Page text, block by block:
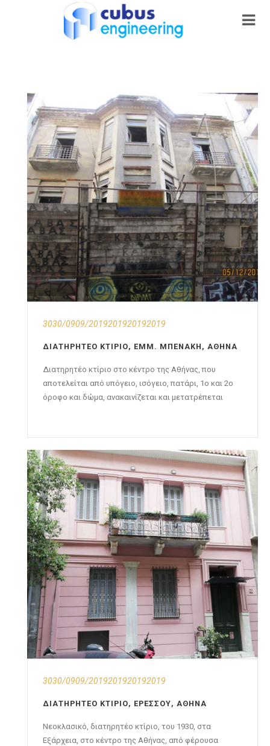
3030/0909/2019201920192019
ΔΙΑΤΗΡΗΤΈΟ ΚΤΊΡΙΟ, ΕΜΜ. ΜΠΕΝΆΚΗ, ΑΘΉΝΑ
Διατηρητέο κτίριο στο κέντρο της Αθήνας, που
αποτελείται από υπόγειο, ισόγειο, πατάρι, 1ο και 2ο
όροφο και δώμα, ανακαινίζεται και μετατρέπεται
3030/0909/2019201920192019
ΔΙΑΤΗΡΗΤΈΟ ΚΤΊΡΙΟ, ΕΡΕΣΣΟΎ, ΑΘΉΝΑ
Νεοκλασικό, διατηρητέο κτίριο, του 1930, στα
Εξάρχεια, στο κέντρο της Αθήνας, από φέρουσα